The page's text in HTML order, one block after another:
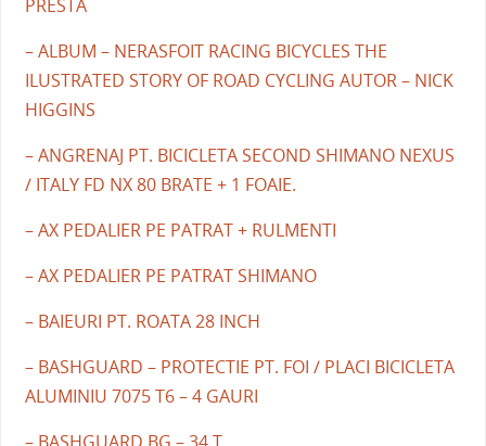
PRESTA
– ALBUM – NERASFOIT RACING BICYCLES THE
ILUSTRATED STORY OF ROAD CYCLING AUTOR – NICK
HIGGINS
– ANGRENAJ PT. BICICLETA SECOND SHIMANO NEXUS
/ ITALY FD NX 80 BRATE + 1 FOAIE.
– AX PEDALIER PE PATRAT + RULMENTI
– AX PEDALIER PE PATRAT SHIMANO
– BAIEURI PT. ROATA 28 INCH
– BASHGUARD – PROTECTIE PT. FOI / PLACI BICICLETA
ALUMINIU 7075 T6 – 4 GAURI